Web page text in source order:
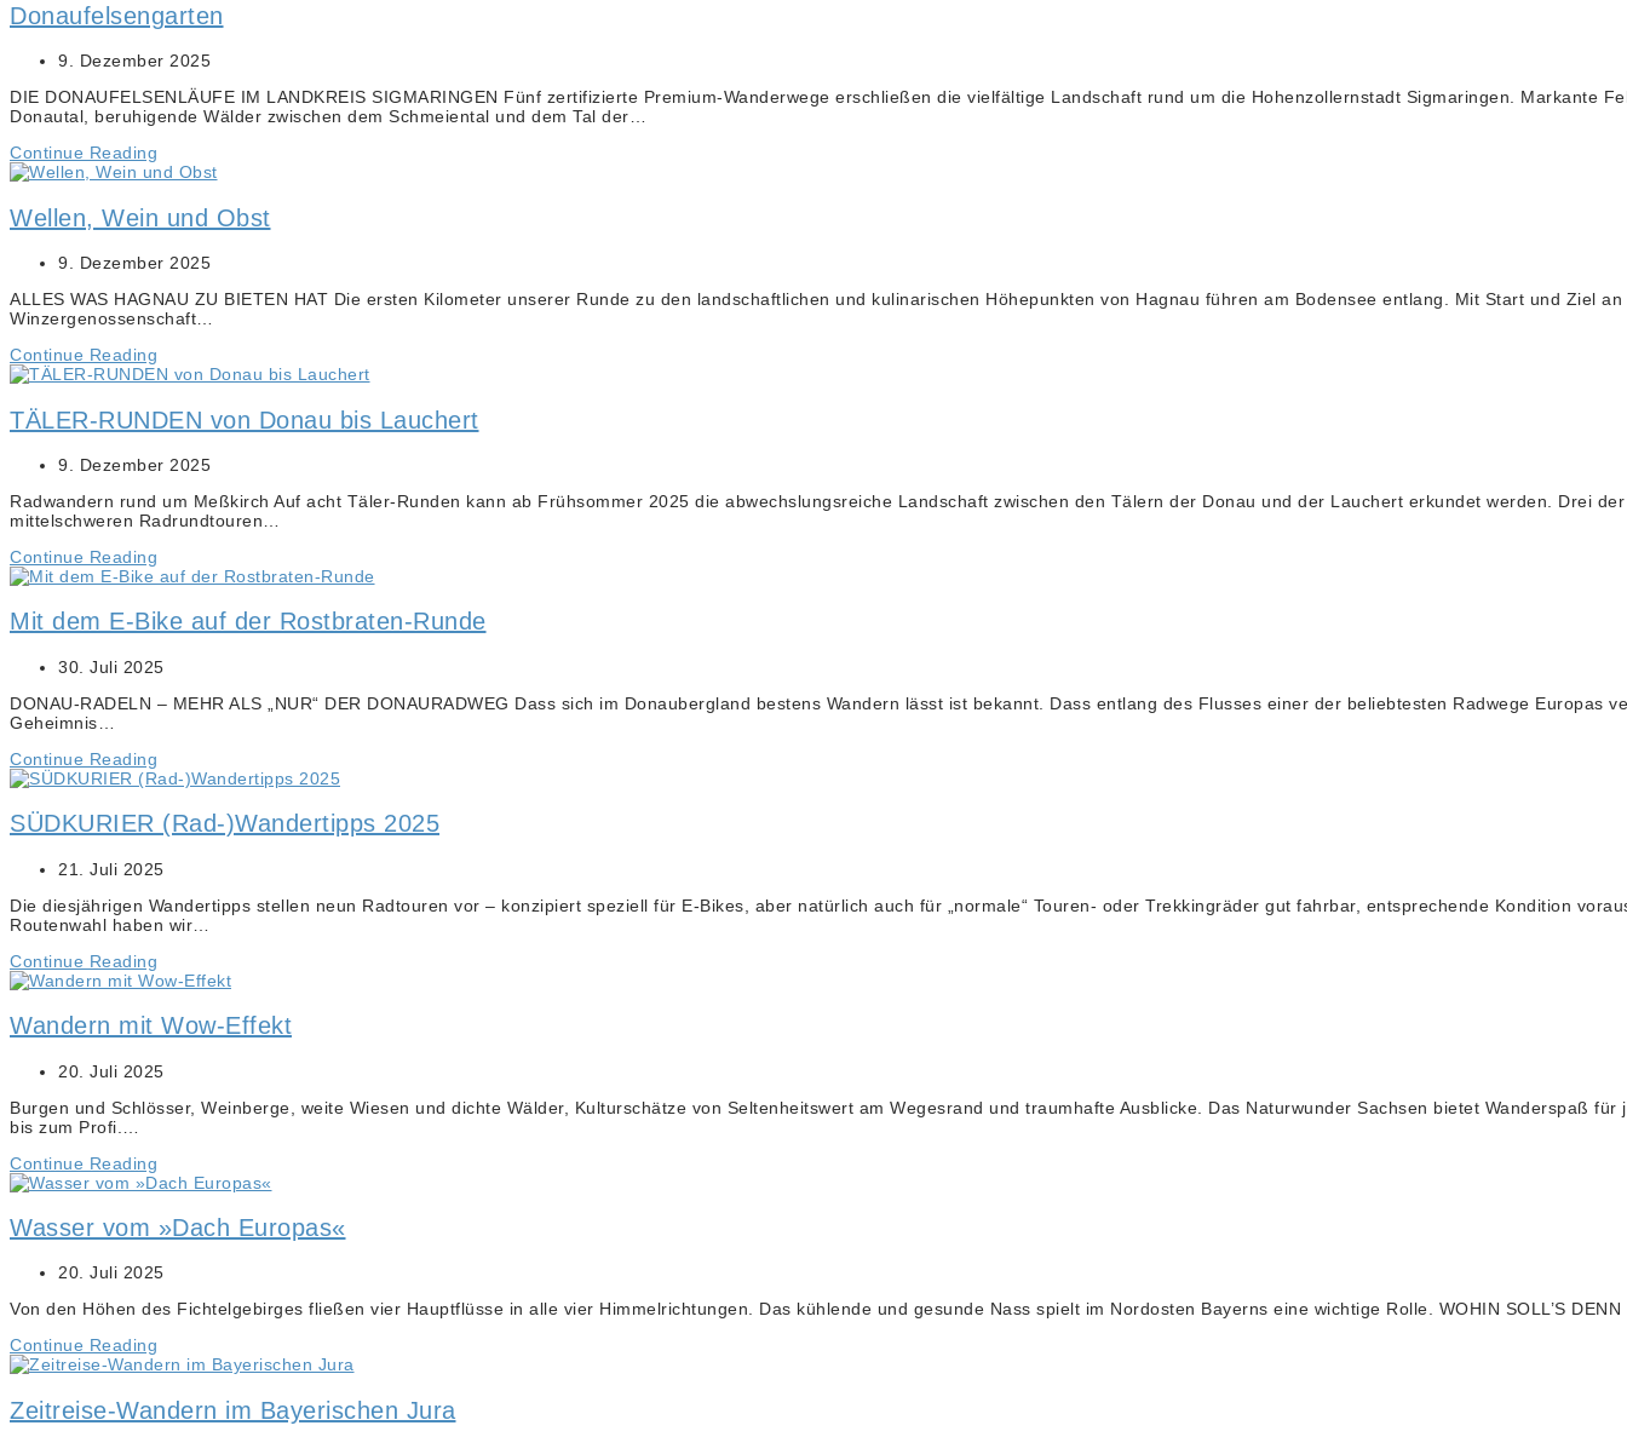
Donaufelsengarten
9. Dezember 2025
DIE DONAUFELSENLÄUFE IM LANDKREIS SIGMARINGEN Fünf zertifizierte Premium-Wanderwege erschließen die vielfältige Landschaft rund um die Hohenzollernstadt Sigmaringen. Markante
Donautal, beruhigende Wälder zwischen dem Schmeiental und dem Tal der…
Continue Reading
Wellen, Wein und Obst
9. Dezember 2025
ALLES WAS HAGNAU ZU BIETEN HAT Die ersten Kilometer unserer Runde zu den landschaftlichen und kulinarischen Höhepunkten von Hagnau führen am Bodensee entlang. Mit Start und Ziel an
Winzergenossenschaft…
Continue Reading
TÄLER-RUNDEN von Donau bis Lauchert
9. Dezember 2025
Radwandern rund um Meßkirch Auf acht Täler-Runden kann ab Frühsommer 2025 die abwechslungsreiche Landschaft zwischen den Tälern der Donau und der Lauchert erkundet werden. Drei
mittelschweren Radrundtouren…
Continue Reading
Mit dem E-Bike auf der Rostbraten-Runde
30. Juli 2025
DONAU-RADELN – MEHR ALS „NUR“ DER DONAURADWEG Dass sich im Donaubergland bestens Wandern lässt ist bekannt. Dass entlang des Flusses einer der beliebtesten Radwege Europas
Geheimnis…
Continue Reading
SÜDKURIER (Rad-)Wandertipps 2025
21. Juli 2025
Die diesjährigen Wandertipps stellen neun Radtouren vor – konzipiert speziell für E-Bikes, aber natürlich auch für „normale“ Touren- oder Trekkingräder gut fahrbar, entsprechende Kondition
Routenwahl haben wir…
Continue Reading
Wandern mit Wow-Effekt
20. Juli 2025
Burgen und Schlösser, Weinberge, weite Wiesen und dichte Wälder, Kulturschätze von Seltenheitswert am Wegesrand und traumhafte Ausblicke. Das Naturwunder Sachsen bietet Wanderspaß für
bis zum Profi.…
Continue Reading
Wasser vom »Dach Europas«
20. Juli 2025
Von den Höhen des Fichtelgebirges fließen vier Hauptflüsse in alle vier Himmelrichtungen. Das kühlende und gesunde Nass spielt im Nordosten Bayerns eine wichtige Rolle. WOHIN SOLL’S
Continue Reading
Zeitreise-Wandern im Bayerischen Jura